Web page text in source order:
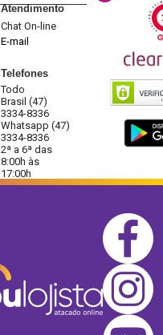
Atendimento
Chat On-line
E-mail
Telefones
Todo
Brasil (47)
3334-8336
Whatsapp (47)
3334-8336
2ª a 6ª das
8:00h às
17:00h